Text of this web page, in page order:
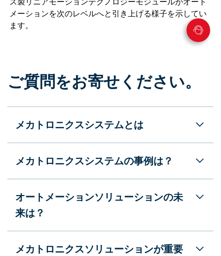
メーションを次のレベルへと引き上げる様子を示してい
ます。
ご質問をお寄せください。
メカトロニクスシステムとは
メカトロニクスシステムの事例は？
オートメーションソリューションの未
来は？
メカトロニクスソリューションが重要